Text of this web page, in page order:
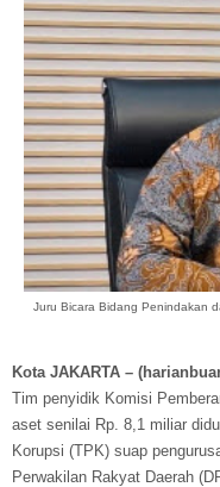
Juru Bicara Bidang Penindakan
Kota JAKARTA –
Tim penyidik Komisi
aset senilai Rp. 8,1 miliar
Korupsi (TPK) suap
Perwakilan Rakyat Daerah